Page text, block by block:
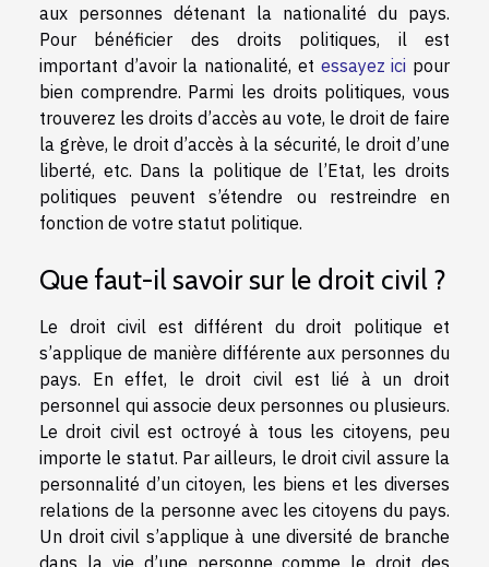
aux personnes détenant la nationalité du pays.
Pour bénéficier des droits politiques, il est
important d’avoir la nationalité, et essayez ici pour
bien comprendre. Parmi les droits politiques, vous
trouverez les droits d’accès au vote, le droit de faire
la grève, le droit d’accès à la sécurité, le droit d’une
liberté, etc. Dans la politique de l’Etat, les droits
politiques peuvent s’étendre ou restreindre en
fonction de votre statut politique.
Que faut-il savoir sur le droit civil ?
Le droit civil est différent du droit politique et
s’applique de manière différente aux personnes du
pays. En effet, le droit civil est lié à un droit
personnel qui associe deux personnes ou plusieurs.
Le droit civil est octroyé à tous les citoyens, peu
importe le statut. Par ailleurs, le droit civil assure la
personnalité d’un citoyen, les biens et les diverses
relations de la personne avec les citoyens du pays.
Un droit civil s’applique à une diversité de branche